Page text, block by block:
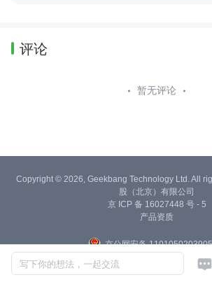
评论
暂无评论
写下你的想法，一起交流 
Copyright © 2026, Geekbang Technology Ltd. All
股（北京）有限公司
京 ICP 备 16027448 号 - 5
产品资质
京公网安备